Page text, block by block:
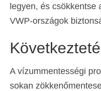
legyen, és csökkentse
VWP-országok
A vízummentességi
sokan